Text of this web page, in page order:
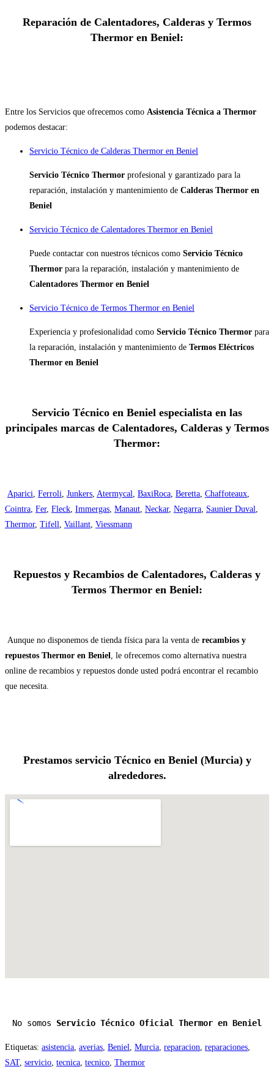
Reparación de Calentadores, Calderas y Termos
Thermor en Beniel:
Entre los Servicios que ofrecemos como Asistencia Técnica a Thermor
podemos destacar:
Servicio Técnico de Calderas Thermor en Beniel
Servicio Técnico Thermor profesional y garantizado para la
reparación, instalación y mantenimiento de Calderas Thermor en
Beniel
Servicio Técnico de Calentadores Thermor en Beniel
Puede contactar con nuestros técnicos como Servicio Técnico
Thermor para la reparación, instalación y mantenimiento de
Calentadores Thermor en Beniel
Servicio Técnico de Termos Thermor en Beniel
Experiencia y profesionalidad como Servicio Técnico Thermor para
la reparación, instalación y mantenimiento de Termos Eléctricos
Thermor en Beniel
Servicio Técnico en Beniel especialista en las
principales marcas de Calentadores, Calderas y Termos
Thermor:
Aparici, Ferroli, Junkers, Atermycal, BaxiRoca, Beretta, Chaffoteaux,
Cointra, Fer, Fleck, Immergas, Manaut, Neckar, Negarra, Saunier Duval,
Thermor, Tifell, Vaillant, Viessmann
Repuestos y Recambios de Calentadores, Calderas y
Termos Thermor en Beniel:
Aunque no disponemos de tienda física para la venta de recambios y
repuestos Thermor en Beniel, le ofrecemos como alternativa nuestra
online de recambios y repuestos donde usted podrá encontrar el recambio
que necesita.
Prestamos servicio Técnico en Beniel (Murcia) y
alrededores.
No somos Servicio Técnico Oficial Thermor en Beniel
Etiquetas: asistencia, averias, Beniel, Murcia, reparacion, reparaciones,
SAT, servicio, tecnica, tecnico, Thermor